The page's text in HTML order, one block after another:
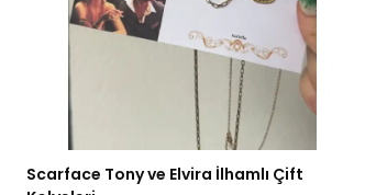
Scarface Tony ve Elvira İlhamlı Çift